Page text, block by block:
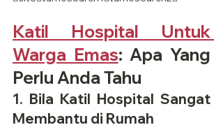
Katil Hospital Untuk
Warga Emas: Apa Yang
Perlu Anda Tahu
1. Bila Katil Hospital Sangat
Membantu di Rumah